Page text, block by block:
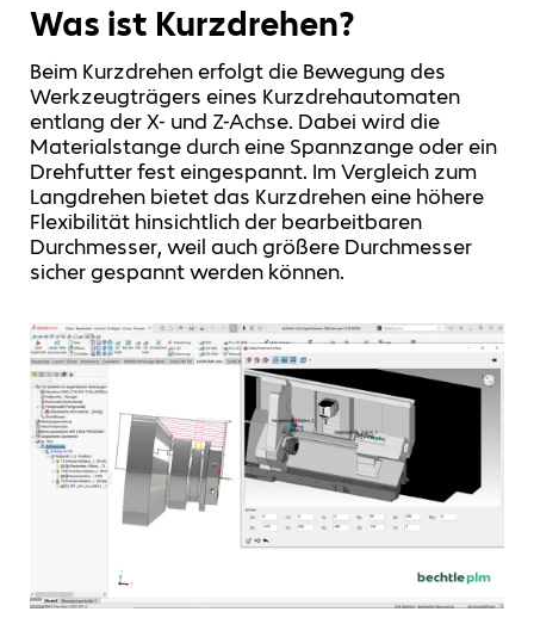
Was ist Kurzdrehen?
Beim Kurzdrehen erfolgt die Bewegung des
Werkzeugträgers eines Kurzdrehautomaten
entlang der X- und Z-Achse. Dabei wird die
Materialstange durch eine Spannzange oder ein
Drehfutter fest eingespannt. Im Vergleich zum
Langdrehen bietet das Kurzdrehen eine höhere
Flexibilität hinsichtlich der bearbeitbaren
Durchmesser, weil auch größere Durchmesser
sicher gespannt werden können.